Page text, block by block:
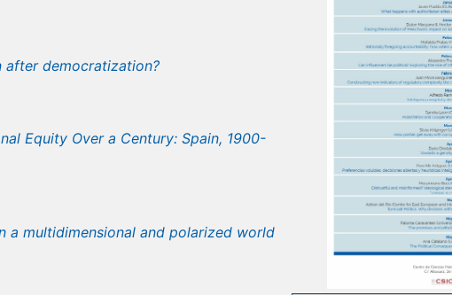
after democratization?
Equity Over a Century: Spain, 1900-
a multidimensional and polarized world